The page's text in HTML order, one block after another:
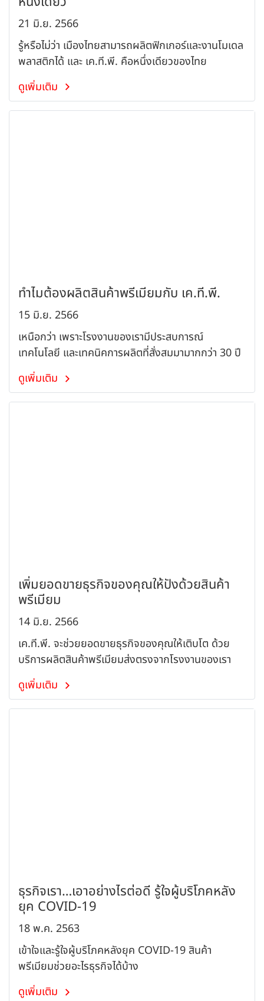
21 มิ.ย. 2566
รู้หรือไม่ว่า เมืองไทยสามารถผลิตฟิกเกอร์และงานโมเดล
พลาสติกได้ และ เค.ที.พี. คือหนึ่งเดียวของไทย
ดูเพิ่มเติม
ทำไมต้องผลิตสินค้าพรีเมียมกับ เค.ที.พี.
15 มิ.ย. 2566
เหนือกว่า เพราะโรงงานของเรามีประสบการณ์
เทคโนโลยี และเทคนิคการผลิตที่สั่งสมมามากกว่า 30 ปี
ดูเพิ่มเติม
เพิ่มยอดขายธุรกิจของคุณให้ปังด้วยสินค้า
พรีเมียม
14 มิ.ย. 2566
เค.ที.พี. จะช่วยยอดขายธุรกิจของคุณให้เติบโต ด้วย
บริการผลิตสินค้าพรีเมียมส่งตรงจากโรงงานของเรา
ดูเพิ่มเติม
ธุรกิจเรา…เอาอย่างไรต่อดี รู้ใจผู้บริโภคหลัง
ยุค COVID-19
18 พ.ค. 2563
เข้าใจและรู้ใจผู้บริโภคหลังยุค COVID-19 สินค้า
พรีเมียมช่วยอะไรธุรกิจได้บ้าง
ดูเพิ่มเติม